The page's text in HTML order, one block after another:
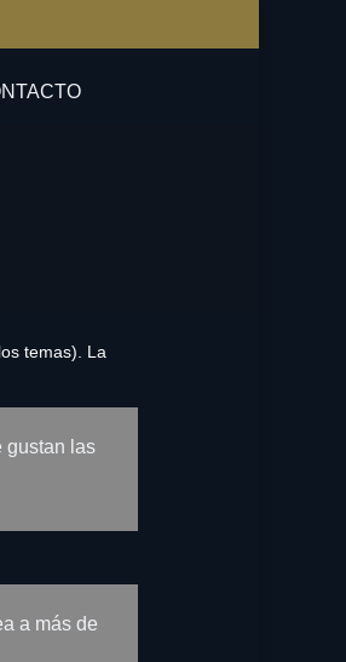
temas). La
gustan las
a más de